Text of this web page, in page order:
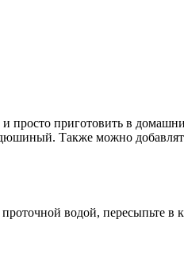
приготовить в
Также можно
водой, пересыпьте